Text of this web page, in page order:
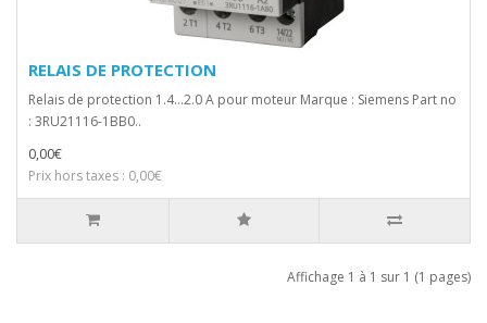
RELAIS DE PROTECTION
Relais de protection 1.4…2.0 A pour moteur Marque : Siemens Part no
: 3RU21116-1BB0..
0,00€
Prix hors taxes : 0,00€
Affichage 1 à 1 sur 1 (1 pages)